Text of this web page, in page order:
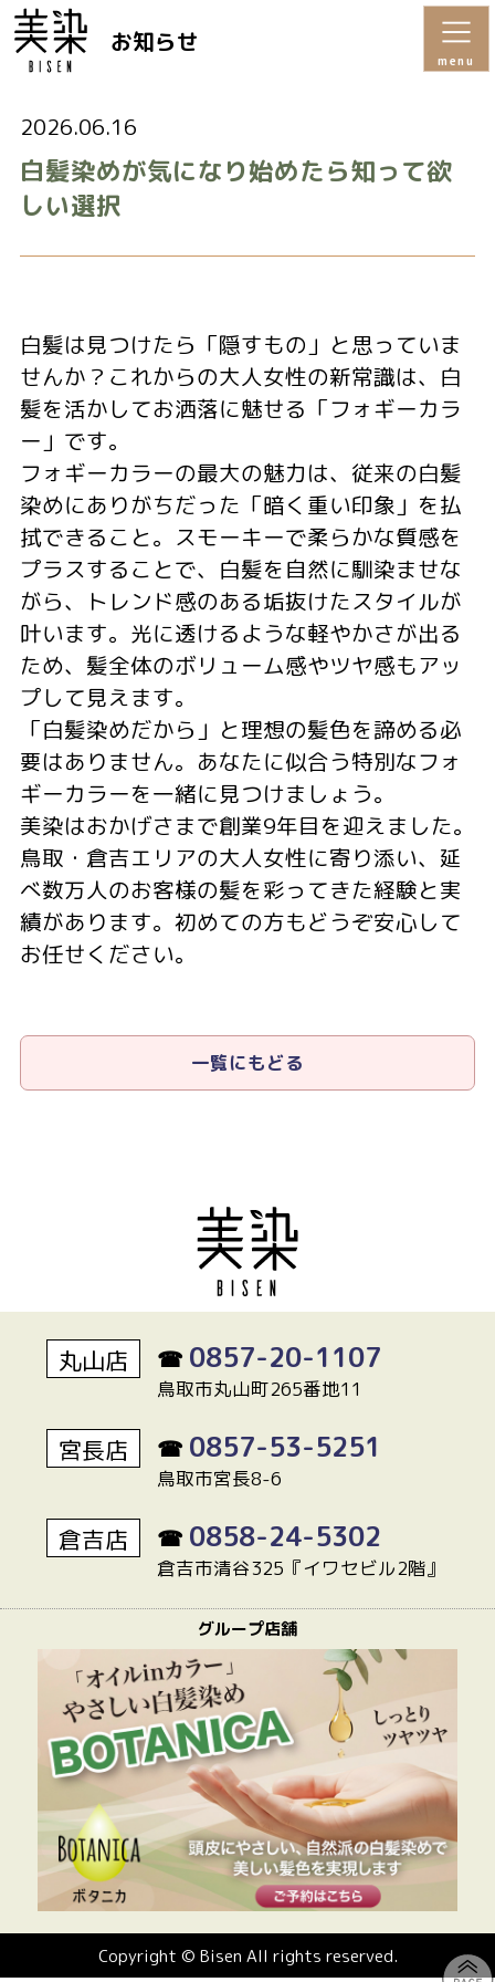
お知らせ
menu
2026.06.16
白髪染めが気になり始めたら知って欲
しい選択
白髪は見つけたら「隠すもの」と思っていま
せんか？これからの大人女性の新常識は、白
髪を活かしてお洒落に魅せる「フォギーカラ
ー」です。
フォギーカラーの最大の魅力は、従来の白髪
染めにありがちだった「暗く重い印象」を払
拭できること。スモーキーで柔らかな質感を
プラスすることで、白髪を自然に馴染ませな
がら、トレンド感のある垢抜けたスタイルが
叶います。光に透けるような軽やかさが出る
ため、髪全体のボリューム感やツヤ感もアッ
プして見えます。
「白髪染めだから」と理想の髪色を諦める必
要はありません。あなたに似合う特別なフォ
ギーカラーを一緒に見つけましょう。
美染はおかげさまで創業9年目を迎えました。
鳥取・倉吉エリアの大人女性に寄り添い、延
べ数万人のお客様の髪を彩ってきた経験と実
績があります。初めての方もどうぞ安心して
お任せください。
一覧にもどる
丸山店 ☎ 0857-20-1107
鳥取市丸山町265番地11
宮長店 ☎ 0857-53-5251
鳥取市宮長8-6
倉吉店 ☎ 0858-24-5302
倉吉市清谷325『イワセビル2階』
グループ店舗
Copyright © Bisen All rights reserved.